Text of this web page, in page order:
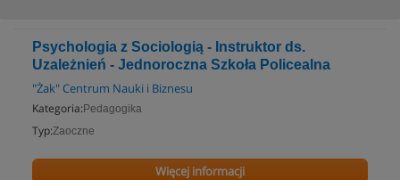
Psychologia z Sociologią - Instruktor ds.
Uzależnień - Jednoroczna Szkoła Policealna
"Żak" Centrum Nauki i Biznesu
Kategoria: Pedagogika
Typ:Zaoczne
Więcej informacji